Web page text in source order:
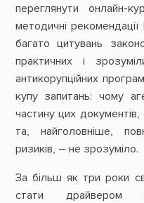
переглянути онлайн-
методичні
багато цитувань
практичних і
антикорупційних
купу запитань: чому
частину цих
та, найголовніше,
ризиків, – не зрозуміло.
За більш як три роки
стати драйвером